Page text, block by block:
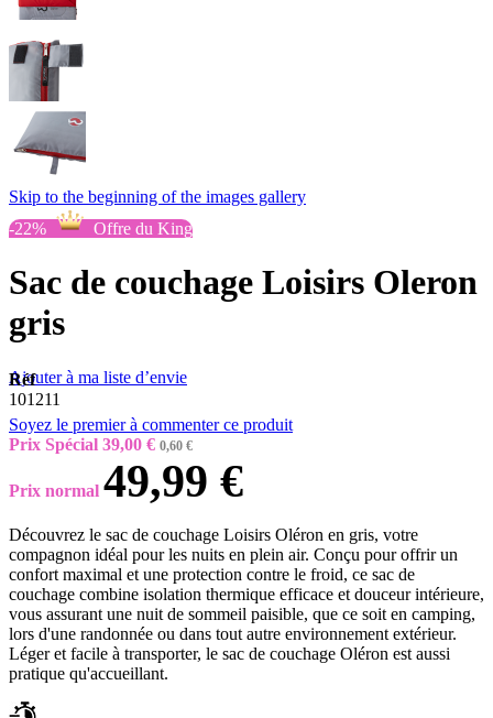
Skip to the beginning of the images gallery
-22%
Offre du King
Sac de couchage Loisirs Oleron
gris
Ajouter à ma liste d’envie
Réf
101211
Soyez le premier à commenter ce produit
Prix Spécial 39,00 € 0,60 €
Prix normal 49,99 €
Découvrez le sac de couchage Loisirs Oléron en gris, votre
compagnon idéal pour les nuits en plein air. Conçu pour offrir un
confort maximal et une protection contre le froid, ce sac de
couchage combine isolation thermique efficace et douceur intérieure,
vous assurant une nuit de sommeil paisible, que ce soit en camping,
lors d'une randonnée ou dans tout autre environnement extérieur.
Léger et facile à transporter, le sac de couchage Oléron est aussi
pratique qu'accueillant.